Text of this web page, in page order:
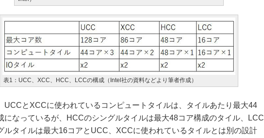
表1：UCC、XCC、HCC、LCCの構成（Intel社の資料などより筆者作成）
とXCCに使われているコンピュートタイルは、タイルあたり最大44
になっているが、HCCのシングルタイルは最大48コア構成のタイル、LCC
ルタイルは最大16コアとUCC、XCCに使われているタイルとは別の設計